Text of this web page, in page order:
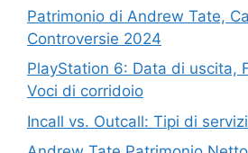
Patrimonio di Andrew Tate,
Controversie 2024
PlayStation 6: Data di uscita,
Voci di corridoio
Incall vs. Outcall: Tipi di